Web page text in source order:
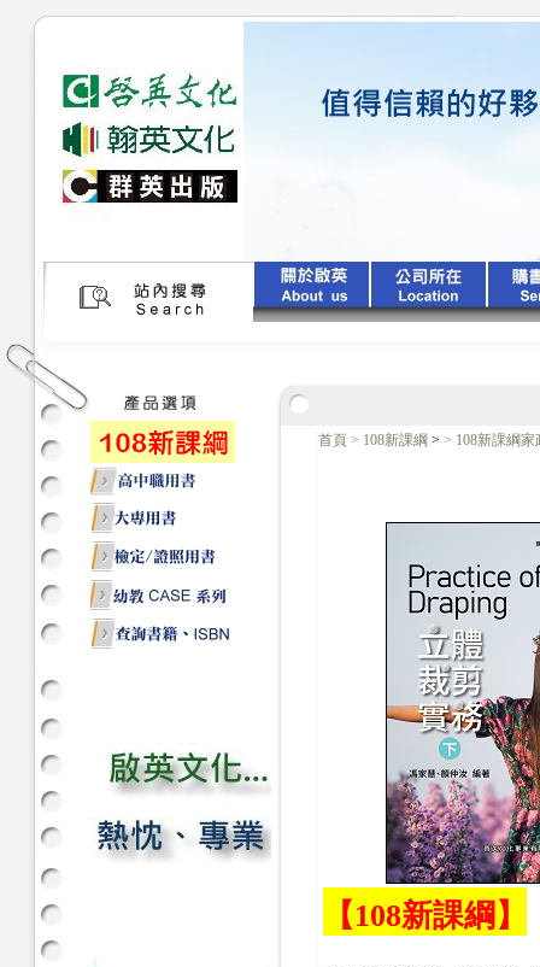
首頁 > 108新課綱 > > 108新課綱
【108新課綱】